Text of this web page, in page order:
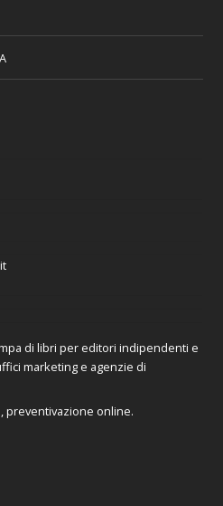
di libri per editori indipendenti e
marketing e agenzie di
preventivazione online.